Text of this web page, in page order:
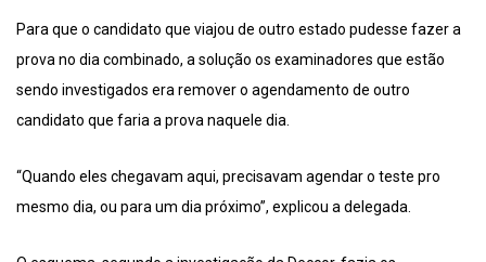
Para que o candidato que viajou de outro estado pudesse fazer a
prova no dia combinado, a solução os examinadores que estão
sendo investigados era remover o agendamento de outro
candidato que faria a prova naquele dia.
“Quando eles chegavam aqui, precisavam agendar o teste pro
mesmo dia, ou para um dia próximo”, explicou a delegada.